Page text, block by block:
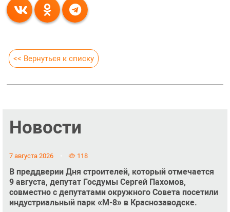
<< Вернуться к списку
Новости
7 августа 2026 118
В преддверии Дня строителей, который отмечается
9 августа, депутат Госдумы Сергей Пахомов,
совместно с депутатами окружного Совета посетили
индустриальный парк «М-8» в Краснозаводске.